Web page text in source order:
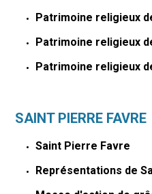
Patrimoine religieux
Patrimoine religieux
Patrimoine religieux
SAINT PIERRE FAVRE
Saint Pierre Favre
Représentations de